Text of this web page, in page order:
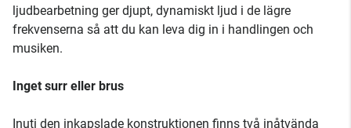
ljudbearbetning ger djupt, dynamiskt ljud i de lägre
frekvenserna så att du kan leva dig in i handlingen och
musiken.
Inget surr eller brus
Inuti den inkapslade konstruktionen finns två inåtvända